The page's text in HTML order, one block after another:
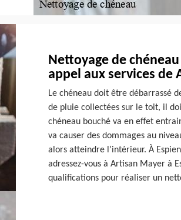
Nettoyage de
appel aux services de
Le chéneau doit être débarrassé
de pluie collectées sur le toit, il
chéneau bouché va en effet
va causer des dommages au
alors atteindre l’intérieur. À
adressez-vous à Artisan Mayer à
qualifications pour réaliser un